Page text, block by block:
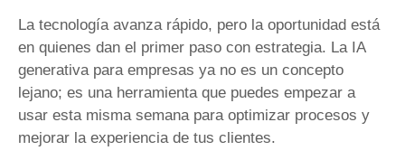
La tecnología avanza rápido, pero la oportunidad está
en quienes dan el primer paso con estrategia. La IA
generativa para empresas ya no es un concepto
lejano; es una herramienta que puedes empezar a
usar esta misma semana para optimizar procesos y
mejorar la experiencia de tus clientes.